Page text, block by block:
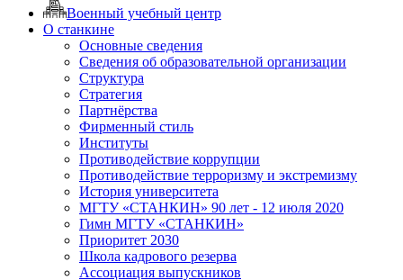
Военный учебный центр
О станкине
Основные сведения
Сведения об образовательной организации
Структура
Стратегия
Партнёрства
Фирменный стиль
Институты
Противодействие коррупции
Противодействие терроризму и экстремизму
История университета
МГТУ «СТАНКИН» 90 лет - 12 июля 2020
Гимн МГТУ «СТАНКИН»
Приоритет 2030
Школа кадрового резерва
Ассоциация выпускников